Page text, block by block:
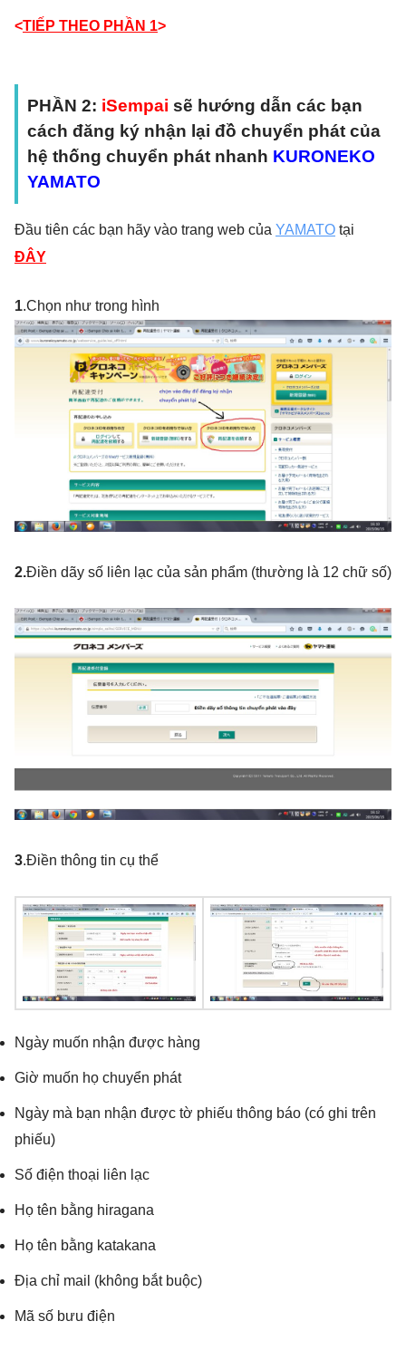
<TIẾP THEO PHẦN 1>
PHẦN 2: iSempai sẽ hướng dẫn các bạn
cách đăng ký nhận lại đồ chuyển phát của
hệ thống chuyển phát nhanh KURONEKO
YAMATO
Đầu tiên các bạn hãy vào trang web của YAMATO tại
ĐÂY
1.Chọn như trong hình
2.Điền dãy số liên lạc của sản phẩm (thường là 12 chữ số)
3.Điền thông tin cụ thể
Ngày muốn nhận được hàng
Giờ muốn họ chuyển phát
Ngày mà bạn nhận được tờ phiếu thông báo (có ghi trên
phiếu)
Số điện thoại liên lạc
Họ tên bằng hiragana
Họ tên bằng katakana
Địa chỉ mail (không bắt buộc)
Mã số bưu điện